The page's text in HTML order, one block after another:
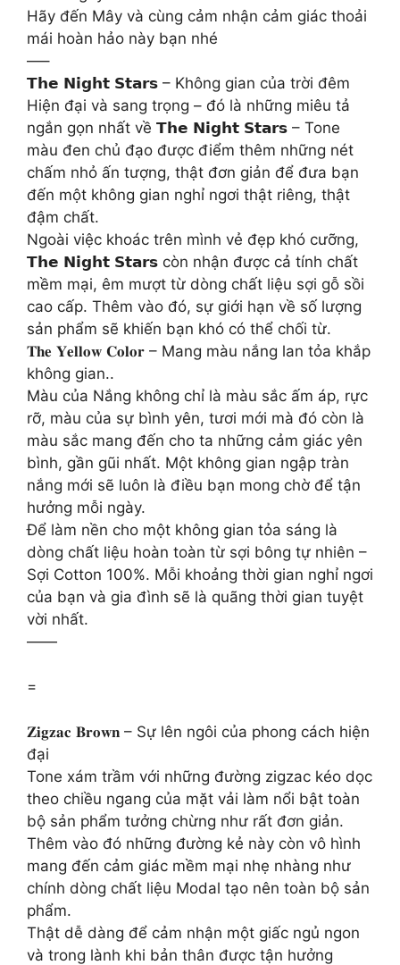
Hãy đến Mây và cùng cảm nhận cảm giác thoải
mái hoàn hảo này bạn nhé
—–
𝗧𝗵𝗲 𝗡𝗶𝗴𝗵𝘁 𝗦𝘁𝗮𝗿𝘀 – Không gian của trời đêm
Hiện đại và sang trọng – đó là những miêu tả
ngắn gọn nhất về 𝗧𝗵𝗲 𝗡𝗶𝗴𝗵𝘁 𝗦𝘁𝗮𝗿𝘀 – Tone
màu đen chủ đạo được điểm thêm những nét
chấm nhỏ ấn tượng, thật đơn giản để đưa bạn
đến một không gian nghỉ ngơi thật riêng, thật
đậm chất.
Ngoài việc khoác trên mình vẻ đẹp khó cưỡng,
𝗧𝗵𝗲 𝗡𝗶𝗴𝗵𝘁 𝗦𝘁𝗮𝗿𝘀 còn nhận được cả tính chất
mềm mại, êm mượt từ dòng chất liệu sợi gỗ sồi
cao cấp. Thêm vào đó, sự giới hạn về số lượng
sản phẩm sẽ khiến bạn khó có thể chối từ.
𝐓𝐡𝐞 𝐘𝐞𝐥𝐥𝐨𝐰 𝐂𝐨𝐥𝐨𝐫 – Mang màu nắng lan tỏa khắp
không gian..
Màu của Nắng không chỉ là màu sắc ấm áp, rực
rỡ, màu của sự bình yên, tươi mới mà đó còn là
màu sắc mang đến cho ta những cảm giác yên
bình, gần gũi nhất. Một không gian ngập tràn
nắng mới sẽ luôn là điều bạn mong chờ để tận
hưởng mỗi ngày.
Để làm nền cho một không gian tỏa sáng là
dòng chất liệu hoàn toàn từ sợi bông tự nhiên –
Sợi Cotton 100%. Mỗi khoảng thời gian nghỉ ngơi
của bạn và gia đình sẽ là quãng thời gian tuyệt
vời nhất.
——
=
𝐙𝐢𝐠𝐳𝐚𝐜 𝐁𝐫𝐨𝐰𝐧 – Sự lên ngôi của phong cách hiện
đại
Tone xám trầm với những đường zigzac kéo dọc
theo chiều ngang của mặt vải làm nổi bật toàn
bộ sản phẩm tưởng chừng như rất đơn giản.
Thêm vào đó những đường kẻ này còn vô hình
mang đến cảm giác mềm mại nhẹ nhàng như
chính dòng chất liệu Modal tạo nên toàn bộ sản
phẩm.
Thật dễ dàng để cảm nhận một giấc ngủ ngon
và trong lành khi bản thân được tận hưởng